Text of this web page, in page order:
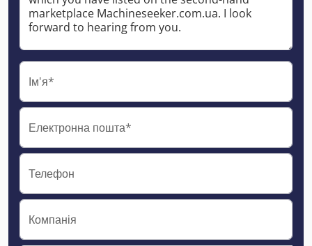
Ім'я*
Електронна пошта*
Телефон
Компанія